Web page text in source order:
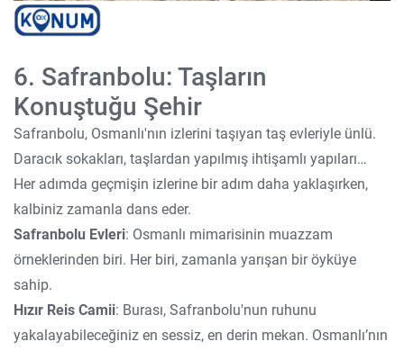
6. Safranbolu: Taşların
Konuştuğu Şehir
Safranbolu, Osmanlı'nın izlerini taşıyan taş evleriyle ünlü.
Daracık sokakları, taşlardan yapılmış ihtişamlı yapıları…
Her adımda geçmişin izlerine bir adım daha yaklaşırken,
kalbiniz zamanla dans eder.
Safranbolu Evleri: Osmanlı mimarisinin muazzam
örneklerinden biri. Her biri, zamanla yarışan bir öyküye
sahip.
Hızır Reis Camii: Burası, Safranbolu'nun ruhunu
yakalayabileceğiniz en sessiz, en derin mekan. Osmanlı’nın